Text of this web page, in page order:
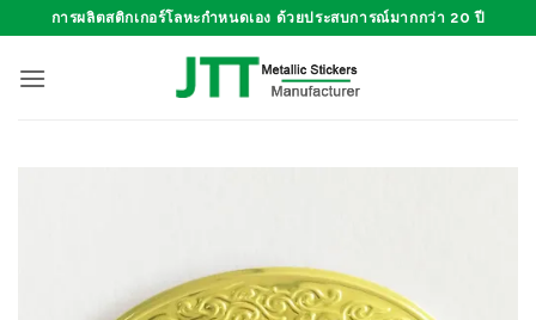
ไป
การผลิตสติกเกอร์โลหะกำหนดเอง ด้วยประสบการณ์มากกว่า 20 ปี